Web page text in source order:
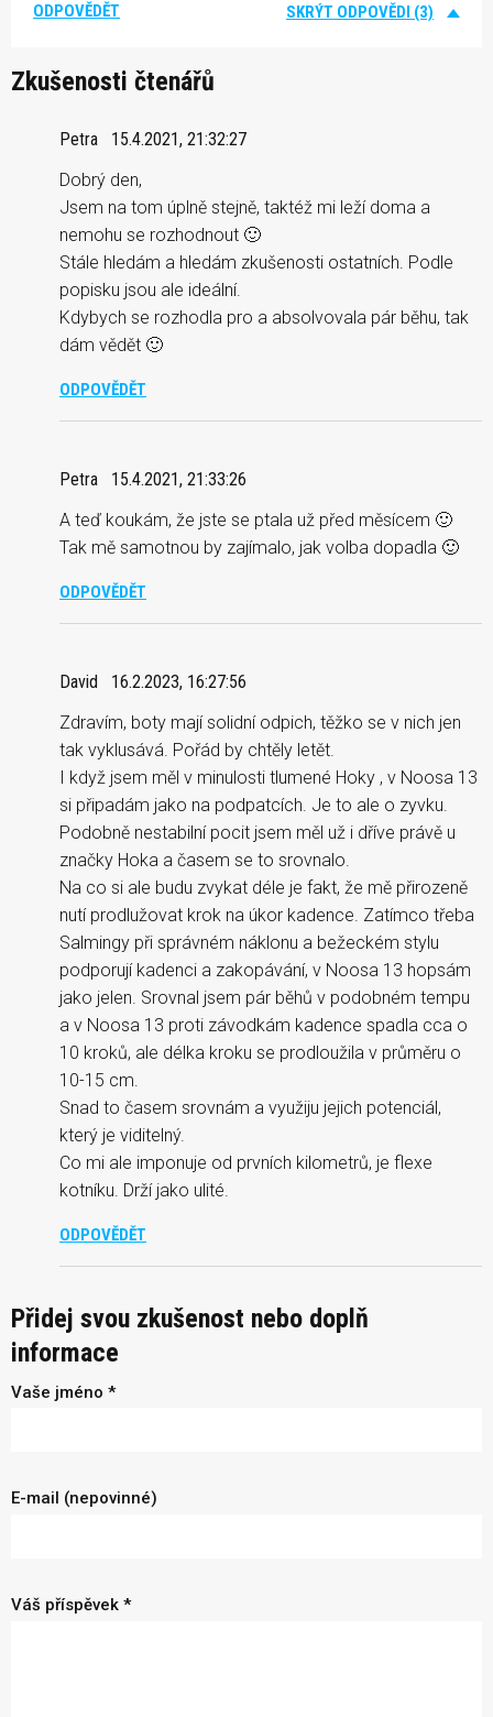
ODPOVĚDĚT SKRÝT ODPOVĚDI (3)
Zkušenosti čtenářů
Petra
15.4.2021, 21:32:27
Dobrý den,
Jsem na tom úplně stejně, taktéž mi leží doma a
nemohu se rozhodnout 🙂
Stále hledám a hledám zkušenosti ostatních. Podle
popisku jsou ale ideální.
Kdybych se rozhodla pro a absolvovala pár běhu, tak
dám vědět 🙂
ODPOVĚDĚT
Petra
15.4.2021, 21:33:26
A teď koukám, že jste se ptala už před měsícem 🙂
Tak mě samotnou by zajímalo, jak volba dopadla 🙂
ODPOVĚDĚT
David
16.2.2023, 16:27:56
Zdravím, boty mají solidní odpich, těžko se v nich jen
tak vyklusává. Pořád by chtěly letět.
I když jsem měl v minulosti tlumené Hoky , v Noosa 13
si připadám jako na podpatcích. Je to ale o zyvku.
Podobně nestabilní pocit jsem měl už i dříve právě u
značky Hoka a časem se to srovnalo.
Na co si ale budu zvykat déle je fakt, že mě přirozeně
nutí prodlužovat krok na úkor kadence. Zatímco třeba
Salmingy při správném náklonu a bežeckém stylu
podporují kadenci a zakopávání, v Noosa 13 hopsám
jako jelen. Srovnal jsem pár běhů v podobném tempu
a v Noosa 13 proti závodkám kadence spadla cca o
10 kroků, ale délka kroku se prodloužila v průměru o
10-15 cm.
Snad to časem srovnám a využiju jejich potenciál,
který je viditelný.
Co mi ale imponuje od prvních kilometrů, je flexe
kotníku. Drží jako ulité.
ODPOVĚDĚT
Přidej svou zkušenost nebo doplň
informace
Vaše jméno *
E-mail (nepovinné)
Váš příspěvek *